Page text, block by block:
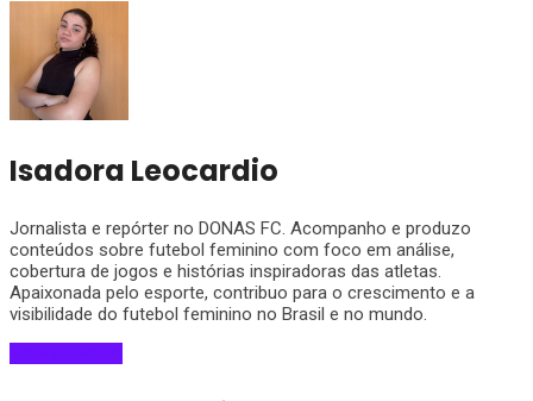
Isadora Leocardio
Jornalista e repórter no DONAS FC. Acompanho e produzo
conteúdos sobre futebol feminino com foco em análise,
cobertura de jogos e histórias inspiradoras das atletas.
Apaixonada pelo esporte, contribuo para o crescimento e a
visibilidade do futebol feminino no Brasil e no mundo.